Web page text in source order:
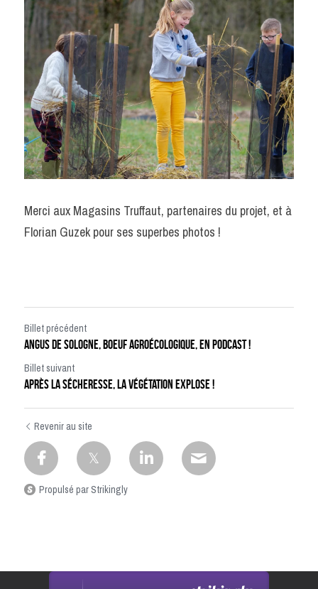
Merci aux Magasins Truffaut, partenaires du projet, et à
Florian Guzek pour ses superbes photos !
Billet précédent
Angus de sologne, boeuf agroécologique, en podcast !
Billet suivant
Après la sécheresse, la végétation explose !
Revenir au site
Propulsé par Strikingly